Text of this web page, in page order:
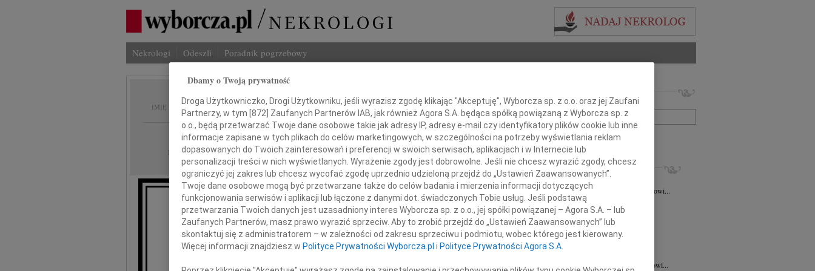
Nekrologi Odeszli Poradnik pogrzebowy
IMIĘ I NAZWISKO: Andrzej Składanowski
REGION: Lublin
DATA EMISJI: 09.10.2009
Rodzinie
wyrazy głębokiego żalu
Imię i nazwisko lub numer ogłoszenia:
+ szukanie zaawansowane
INNE NEKROLOGI
Ewa Staśkiewicz 03.08.2026
Panu Profesorowi Grzegorzowi Staśkiewiczowi...
03.08.2026Lublin
Panu dr hab. n. med. Grzegorzowi...
31.07.2026
Lublin
Wyrazy głębokiego współczucia dla dr...
31.07.2026
Naszemu Koledze dr hab. n. med. Grzegorzowi...
Dbamy o Twoją prywatność
Droga Użytkowniczko, Drogi Użytkowniku, jeśli wyrazisz zgodę klikając "Akceptuję", Wyborcza sp. z o.o. oraz jej Zaufani
Partnerzy, w tym [872] Zaufanych Partnerów IAB, jak również Agora S.A. będąca spółką powiązaną z Wyborcza sp. z
o.o., będą przetwarzać Twoje dane osobowe takie jak adresy IP, adresy e-mail czy identyfikatory plików cookie lub inne
informacje zapisane w tych plikach do celów marketingowych, w szczególności na potrzeby wyświetlania reklam
dopasowanych do Twoich zainteresowań i preferencji w swoich serwisach, aplikacjach i w Internecie lub
personalizacji treści w nich wyświetlanych. Wyrażenie zgody jest dobrowolne. Jeśli nie chcesz wyrazić zgody, chcesz
ograniczyć jej zakres lub chcesz wycofać zgodę uprzednio udzieloną przejdź do „Ustawień Zaawansowanych”.
Twoje dane osobowe mogą być przetwarzane także do celów badania i mierzenia informacji dotyczących
funkcjonowania serwisów i aplikacji lub łączone z danymi dot. świadczonych Tobie usług. Jeśli podstawą
przetwarzania Twoich danych jest uzasadniony interes Wyborcza sp. z o.o., jej spółki powiązanej – Agora S.A. – lub
Zaufanych Partnerów, masz prawo wyrazić sprzeciw. Aby to zrobić przejdź do „Ustawień Zaawansowanych” lub
skontaktuj się z administratorem – w zależności od zakresu sprzeciwu i podmiotu, wobec którego jest kierowany.
Więcej informacji znajdziesz w Polityce Prywatności Wyborcza.pl i Polityce Prywatności Agora S.A.